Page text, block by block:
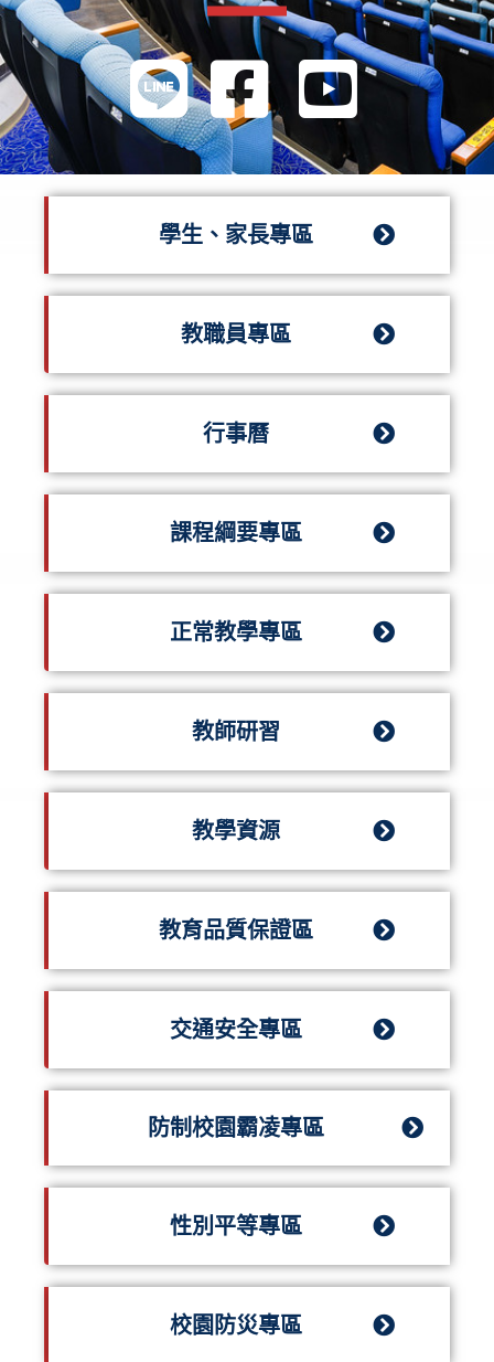
學生、家長專區
教職員專區
行事曆
課程綱要專區
正常教學專區
教師研習
教學資源
教育品質保證區
交通安全專區
防制校園霸凌專區
性別平等專區
校園防災專區